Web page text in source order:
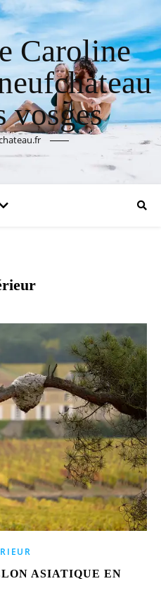
Caroline
vosges
ASIATIQUE EN